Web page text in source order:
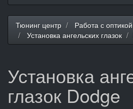
Тюнинг центр Работа с оптикой
Установка ангельских глазок
Установка
глазок Dodge